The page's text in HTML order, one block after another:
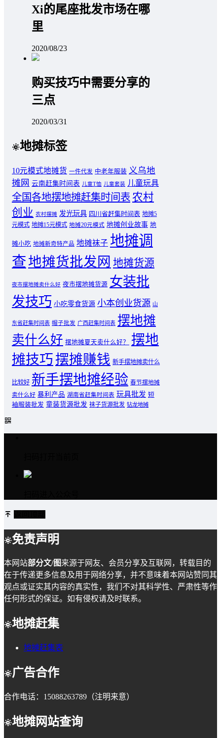
Xi的尾座批发市场在哪
里
2020/08/23
购买技巧中需要分享的
三点
2020/03/31
地摊标签
10元模式地摊货 一件代发 中老年服装 义乌地
摊网 云南赶集时间表 儿童T恤 儿童套装 儿童玩具
全国各地摆地摊赶集时间表 农村
创业 农村摆摊 发光玩具 四川省赶集时间表 地摊5
元模式 地摊15元模式 地摊20元模式 地摊创业故事 地
摊小吃 地摊新奇特产品 地摊袜子 地摊调
查地摊货批发网 地摊货源
夜市摆地摊卖什么好 夜市摆地摊货源 女装批
发技巧 小吃零食货源 小本创业货源 山
东省赶集时间表 帽子批发 广西赶集时间表 摆地摊
卖什么好 摆地摊夏天卖什么好？
摆地
摊技巧摆摊赚钱 新手摆地摊卖什么
比较好 新手摆地摊经验 春节摆地摊
卖什么好 暴利产品 湖南省赶集时间表 玩具批发 短
袖服装批发 童装货源批发 袜子货源批发 钻龙地摊
免责声明
本网站部分文/图来源于网友、会员分享及互联网，转载目的
在于传递更多信息及用于网络分享，并不意味着本网站赞同其
观点或证实其内容的真实性，我们不对其科学性、严肃性等作
任何形式的保证。如有侵权请及时联系。
地摊赶集
地摊赶集表
广告合作
合作电话：15088263789（注明来意）
地摊网站查询